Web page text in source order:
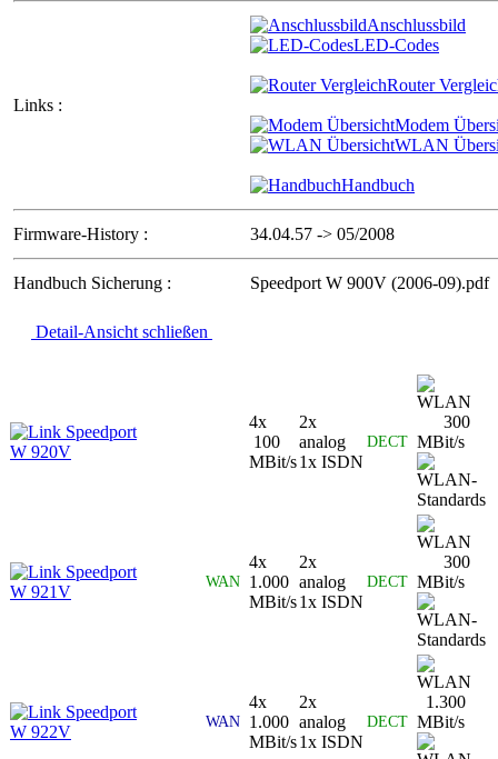
Links :
Anschlussbild
LED-Codes
Router
Modem
WLAN
Handbuch
Firmware-History : 34.04.57 -> 05/2008
Handbuch Sicherung : Speedport W 900V (2006-09).pdf
Detail-Ansicht schließen
Speedport
W 920V
4x
100
MBit/s
2x
analog
1x ISDN
DECT
300
MBit/s
Speedport
W 921V
WAN
4x
1.000
MBit/s
2x
analog
1x ISDN
DECT
300
MBit/s
Speedport
W 922V
WAN
4x
1.000
MBit/s
2x
analog
1x ISDN
DECT
1.300
MBit/s